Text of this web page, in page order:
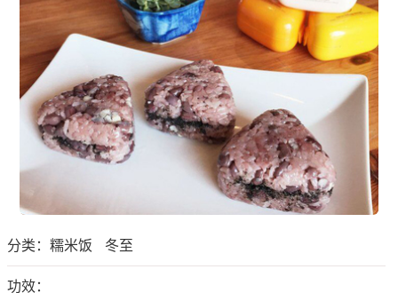
分类： 糯米饭 冬至
功效：